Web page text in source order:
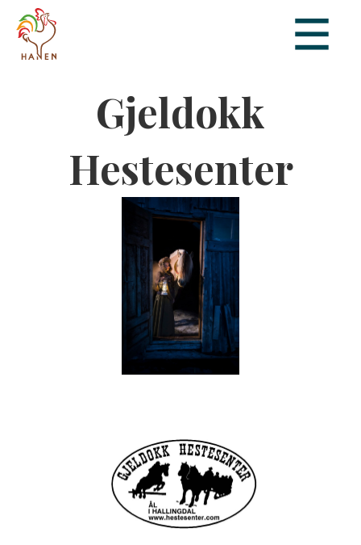
Gjeldokk
Hestesenter